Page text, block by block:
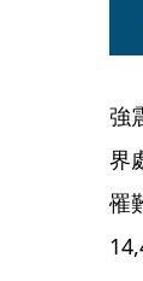
強
界
罹